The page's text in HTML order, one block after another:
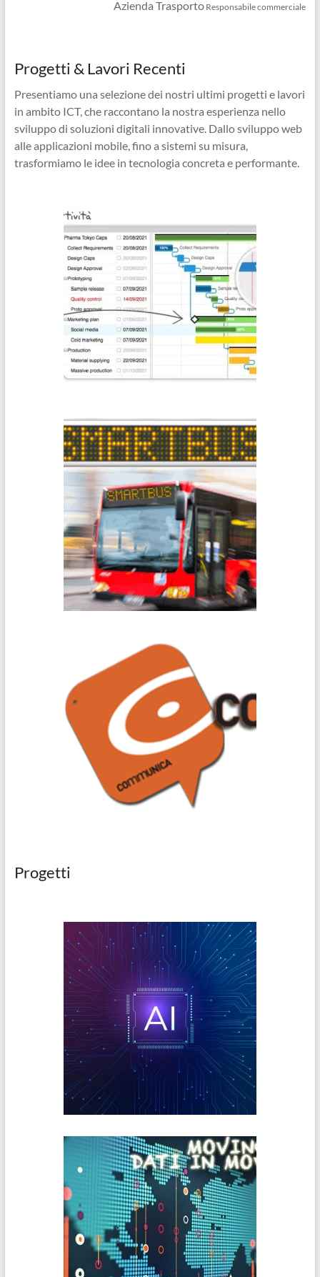
Azienda Trasporto Responsabile commerciale
Progetti & Lavori Recenti
Presentiamo una selezione dei nostri ultimi progetti e lavori
in ambito ICT, che raccontano la nostra esperienza nello
sviluppo di soluzioni digitali innovative. Dallo sviluppo web
alle applicazioni mobile, fino a sistemi su misura,
trasformiamo le idee in tecnologia concreta e performante.
Progetti